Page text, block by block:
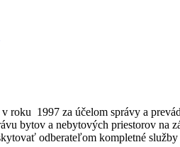
roku 1997 za účelom správy a
bytov a nebytových priestorov na
odberateľom kompletné